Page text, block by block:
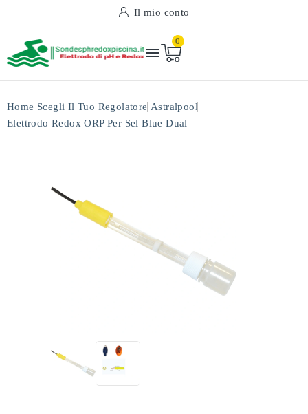
Il mio conto

0
Home Scegli Il Tuo Regolatore Astralpool
Elettrodo Redox ORP Per Sel Blue Dual